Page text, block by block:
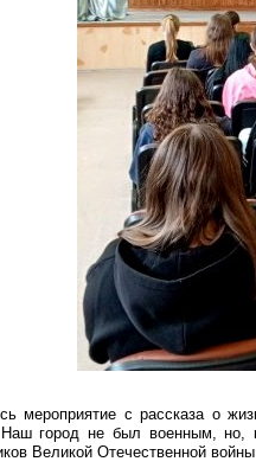
мероприятие с рассказа о
город не был военным, но,
Великой Отечественной